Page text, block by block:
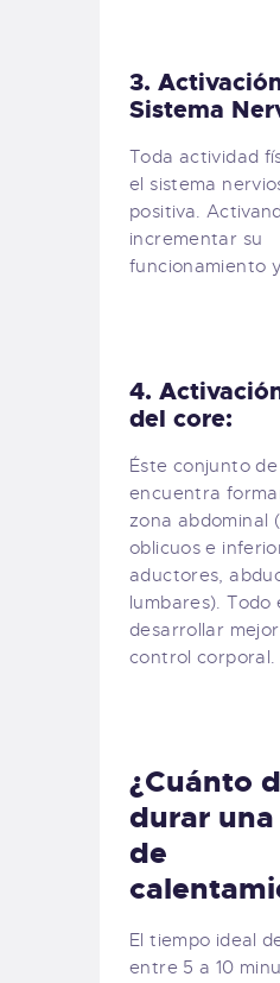
3.
Sistema
Toda actividad
el sistema
positiva.
incrementar su
funcionamiento
4.
del core:
Éste conjunto
encuentra
zona abdominal
oblicuos e
aductores,
lumbares). Todo
desarrollar
control corporal.
¿Cuánto
durar
de
El tiempo ideal
entre 5 a 10